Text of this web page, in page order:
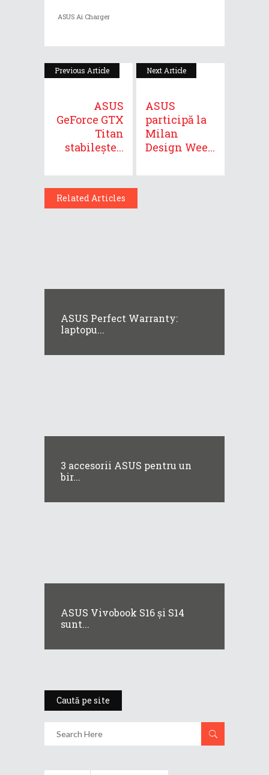
ASUS Ai Charger
Previous Article
ASUS
GeForce GTX
Titan
stabilește...
Next Article
ASUS
participă la
Milan
Design Wee...
Related Articles
ASUS Perfect Warranty:
laptopu...
3 accesorii ASUS pentru un
bir...
ASUS Vivobook S16 și S14
sunt...
Caută pe site